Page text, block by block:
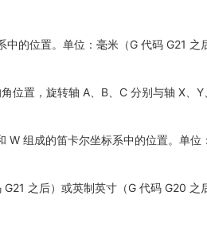
的位置。单位：毫米（G 代码 G21 之
位置，旋转轴 A、B、C 分别与轴 X、
组成的笛卡尔坐标系中的位置。单位
之后）或英制英寸（G 代码 G20 之